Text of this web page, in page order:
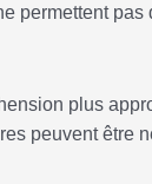
permettent
plus
peuvent être